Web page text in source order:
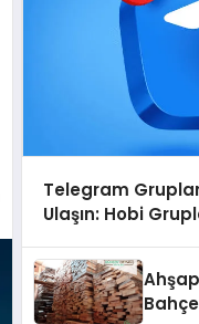
Telegram
Ulaşın: Hobi